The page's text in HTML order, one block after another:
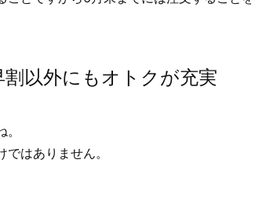
以外にもオトクが充実
はありません。